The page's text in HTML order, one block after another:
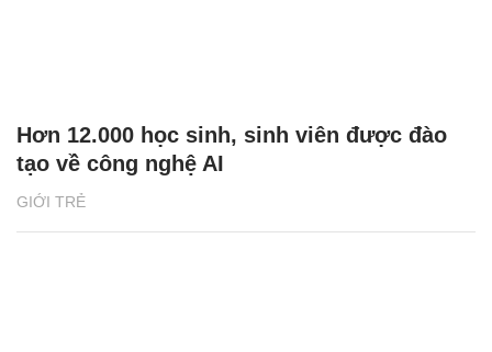
GIỚI TRẺ
Hơn 12.000 học sinh, sinh viên được đào
tạo về công nghệ AI